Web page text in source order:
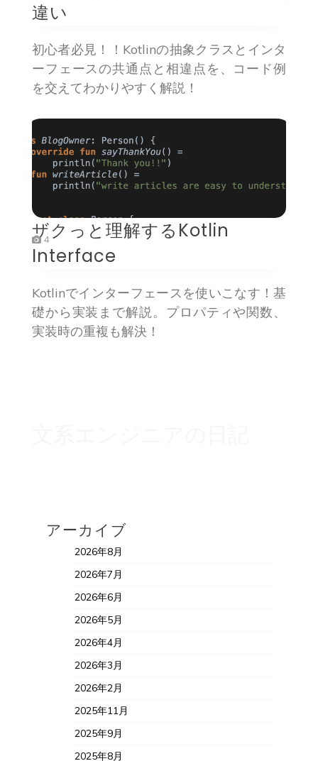
違い
初心者必見！！Kotlinの抽象クラスとインタ
ーフェースの共通点と相違点を、コード例
を交えてわかりやすく解説！
4
ザクっと理解するKotlin
Interface
Kotlinでインターフェースを使いこなす！基
礎から実装まで解説。プロパティや関数、
実装時の重複も解決！
アーカイブ
2026年8月
2026年7月
2026年6月
2026年5月
2026年4月
2026年3月
2026年2月
2025年11月
2025年9月
2025年8月